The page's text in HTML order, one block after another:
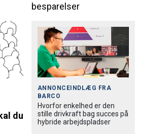
besparelser
du
ANNONCEINDLÆG FRA
BARCO
Hvorfor enkelhed er den
stille drivkraft bag succes på
hybride arbejdspladser